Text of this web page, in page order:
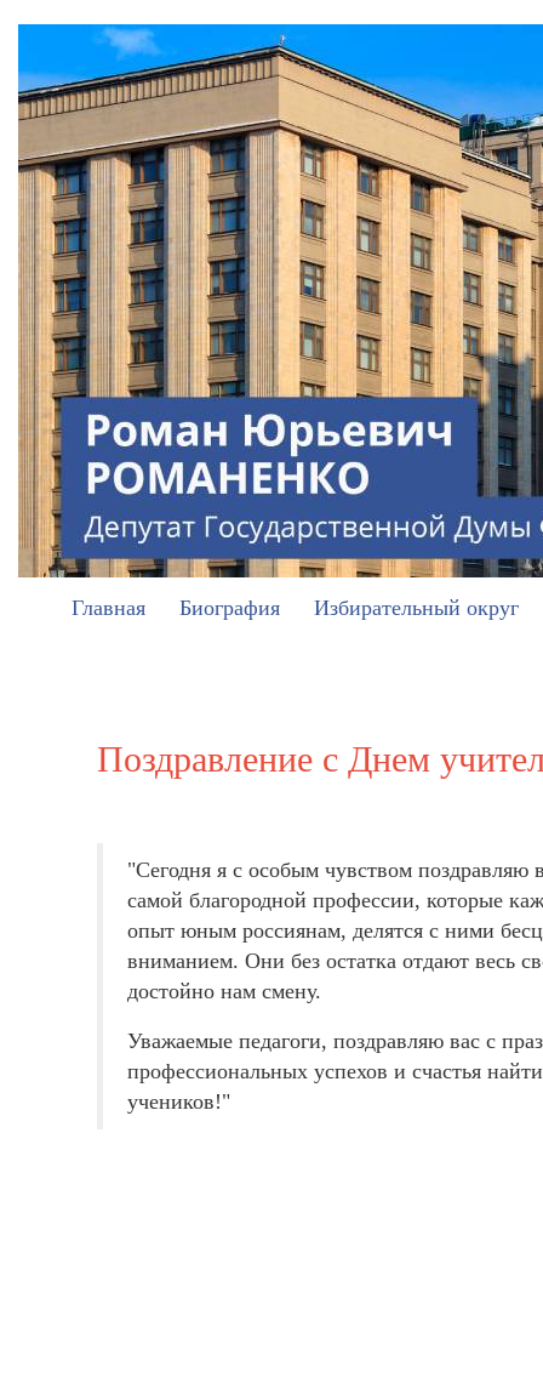
Главная Биография Избирательный округ
Поздравление с Днем
"Сегодня я с особым чувством поздравляю
самой благородной профессии, которые
опыт юным россиянам, делятся с ними
вниманием. Они без остатка отдают весь
достойно нам смену.
Уважаемые педагоги, поздравляю вас с
профессиональных успехов и счастья
учеников!"